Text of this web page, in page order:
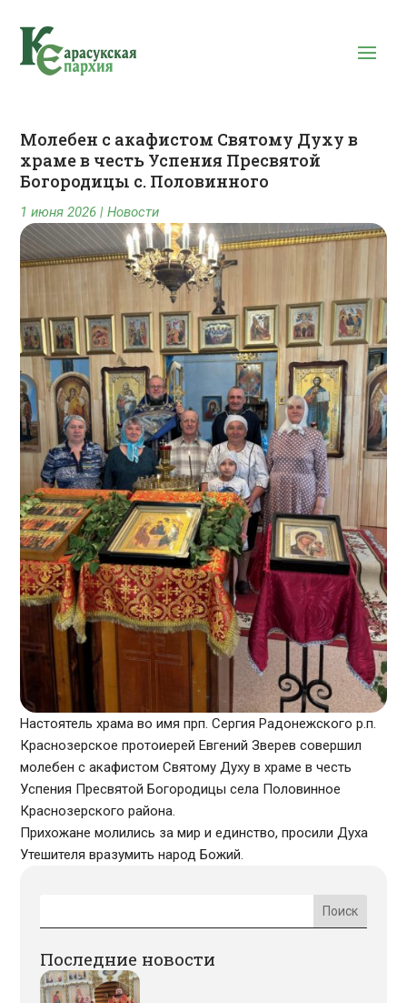
Молебен с акафистом Святому Духу в
храме в честь Успения Пресвятой
Богородицы с. Половинного
1 июня 2026 |Новости
Настоятель храма во имя прп. Сергия Радонежского р.п.
Краснозерское протоиерей Евгений Зверев совершил
молебен с акафистом Святому Духу в храме в честь
Успения Пресвятой Богородицы села Половинное
Краснозерского района.
Прихожане молились за мир и единство, просили Духа
Утешителя вразумить народ Божий.
Последние новости